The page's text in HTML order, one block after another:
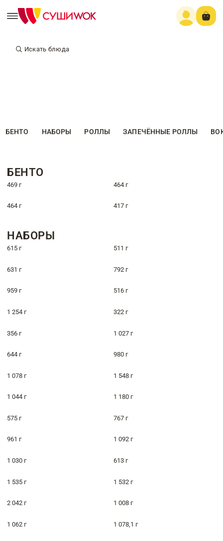
Искать блюда
БЕНТО НАБОРЫ РОЛЛЫ ЗАПЕЧЁННЫЕ РОЛЛЫ
БЕНТО
469 г 464 г
464 г 417 г
НАБОРЫ
615 г 511 г
631 г 792 г
959 г 516 г
1 254 г 322 г
356 г 1 027 г
644 г 980 г
1 078 г 1 548 г
1 044 г 1 180 г
575 г 767 г
961 г 1 092 г
1 030 г 613 г
1 535 г 1 532 г
2 042 г 1 008 г
1 062 г 1 078,1 г